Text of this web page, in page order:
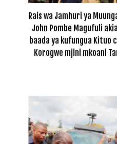
Rais wa Jamhuri ya
John Pombe Magufuli
baada ya kufungua Kituo
Korogwe mjini mkoani